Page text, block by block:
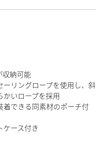
収納可能
ーリングロープを使用し、斜
かいロープを採用
着できる同素材のポーチ付
ケース付き